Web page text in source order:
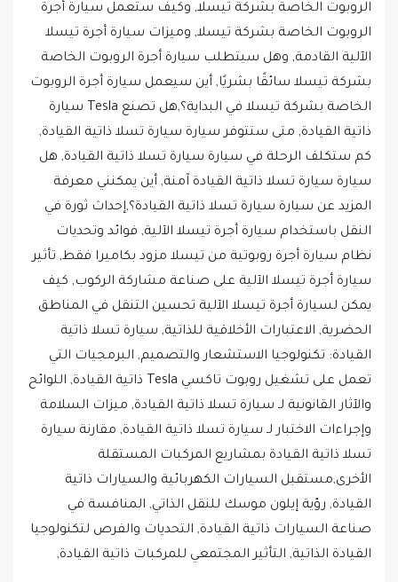
الروبوت الخاصة بشركة تيسلا, وكيف ستعمل سيارة أجرة
الروبوت الخاصة بشركة تيسلا, وميزات سيارة أجرة تيسلا
الآلية القادمة, وهل سيتطلب سيارة أجرة الروبوت الخاصة
بشركة تيسلا سائقًا بشريًا, أين سيعمل سيارة أجرة الروبوت
الخاصة بشركة تيسلا في البداية؟,هل تصنع Tesla سيارة
ذاتية القيادة, متى ستتوفر سيارة سيارة تسلا ذاتية القيادة,
كم ستكلف الرحلة في سيارة سيارة تسلا ذاتية القيادة, هل
سيارة سيارة تسلا ذاتية القيادة آمنة, أين يمكنني معرفة
المزيد عن سيارة سيارة تسلا ذاتية القيادة؟,إحداث ثورة في
النقل باستخدام سيارة أجرة تيسلا الآلية, فوائد وتحديات
نظام سيارة أجرة روبوتية من تيسلا مزود بكاميرا فقط, تأثير
سيارة أجرة تيسلا الآلية على صناعة مشاركة الركوب, كيف
يمكن لسيارة أجرة تيسلا الآلية تحسين التنقل في المناطق
الحضرية, الاعتبارات الأخلاقية للذاتية, سيارة تسلا ذاتية
القيادة: تكنولوجيا الاستشعار والتصميم, البرمجيات التي
تعمل على تشغيل روبوت تاكسي Tesla ذاتية القيادة, اللوائح
والآثار القانونية لـ سيارة تسلا ذاتية القيادة, ميزات السلامة
وإجراءات الاختبار لـ سيارة تسلا ذاتية القيادة, مقارنة سيارة
تسلا ذاتية القيادة بمشاريع المركبات المستقلة
الأخرى,مستقبل السيارات الكهربائية والسيارات ذاتية
القيادة, رؤية إيلون موسك للنقل الذاتي, المنافسة في
صناعة السيارات ذاتية القيادة, التحديات والفرص لتكنولوجيا
القيادة الذاتية, التأثير المجتمعي للمركبات ذاتية القيادة,